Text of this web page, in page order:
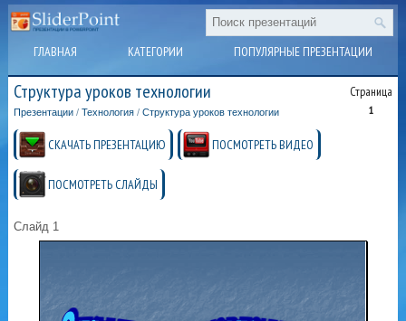
ГЛАВНАЯ КАТЕГОРИИ ПОПУЛЯРНЫЕ ПРЕЗЕНТАЦИИ
Структура уроков технологии Страница
1
Презентации /Технология /Структура уроков технологии
СКАЧАТЬ ПРЕЗЕНТАЦИЮ ПОСМОТРЕТЬ ВИДЕО
ПОСМОТРЕТЬ СЛАЙДЫ
Слайд 1